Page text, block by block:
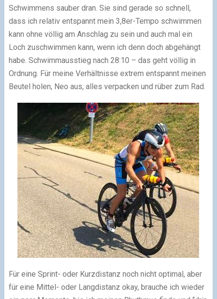
Schwimmens sauber dran. Sie sind gerade so schnell,
dass ich relativ entspannt mein 3,8er-Tempo schwimmen
kann ohne völlig am Anschlag zu sein und auch mal ein
Loch zuschwimmen kann, wenn ich denn doch abgehängt
habe. Schwimmausstieg nach 28:10 – das geht völlig in
Ordnung. Für meine Verhältnisse extrem entspannt meinen
Beutel holen, Neo aus, alles verpacken und rüber zum Rad.
Für eine Sprint- oder Kurzdistanz noch nicht optimal, aber
für eine Mittel- oder Langdistanz okay, brauche ich wieder